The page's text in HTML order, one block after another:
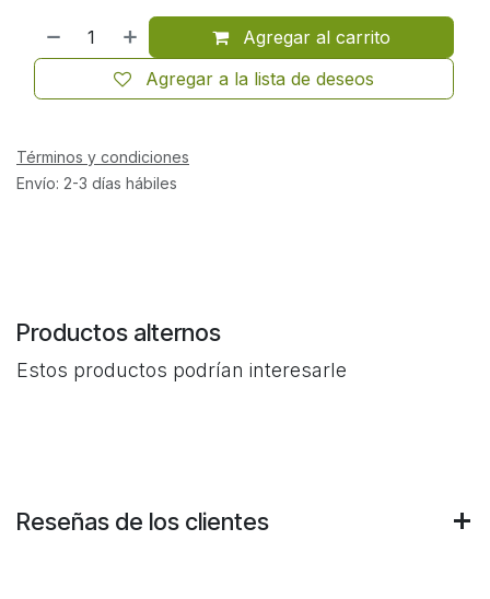
Agregar al carrito
Agregar a la lista de deseos
Términos y condiciones
Envío: 2-3 días hábiles
Productos alternos
Estos productos podrían interesarle
Reseñas de los clientes